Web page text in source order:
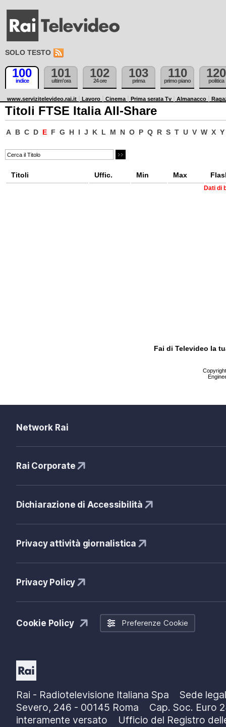
SOLO TESTO
100
indice
101
ultim'ora
102
24 ore
103
prima
110
primo piano
120
politica
www.servizitelevideo.rai.it Lavoro Cinema Prima serata Tv Almanacco
Titoli FTSE Italia All-Share
A B C D E F G H I J K L M N O P Q R S T U V W X Y
Titoli Uffic. Min Max
Dati di
Fai di Televideo la